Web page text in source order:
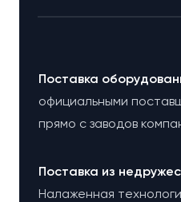
Поставка
официальными
прямо с заводов
Поставка из
Налаженная